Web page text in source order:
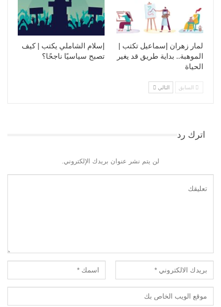
إسلام الشاملي يكتب | كيف
تصبح سياسيًا ناجحًا؟
لمار زهران إسماعيل تكتب |
الموهبة.. بداية طريق قد يغير
الحياة
السابق التالي
اترك رد
لن يتم نشر عنوان بريدك الإلكتروني.